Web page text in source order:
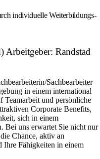
individuelle Weiterbildungs-
Arbeitgeber: Randstad
Sachbearbeiter
in einem international
Teamarbeit und persönliche
Corporate Benefits,
sich in einem
Bei uns erwartet Sie nicht nur
Chance, aktiv an
Ihre Fähigkeiten in einem